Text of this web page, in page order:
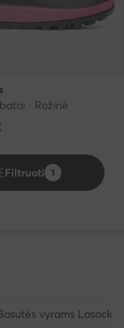
· Rožinė
Filtruoti 1
vyrams Lasocki